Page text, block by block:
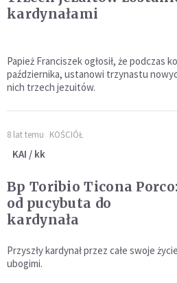
kardynałami
Papież Franciszek ogłosił, że podczas
października, ustanowi trzynastu
nich trzech jezuitów.
8 lat temu KOŚCIÓŁ
KAI / kk
Bp Toribio Ticona Porco:
od pucybuta do
kardynała
Przyszły kardynał przez całe swoje
ubogimi.